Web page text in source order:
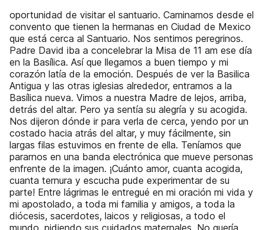
oportunidad de visitar el santuario. Caminamos desde el
convento que tienen la hermanas en Ciudad de Mexico
que está cerca al Santuario. Nos sentimos peregrinos.
Padre David iba a concelebrar la Misa de 11 am ese día
en la Basílica. Así que llegamos a buen tiempo y mi
corazón latía de la emoción. Después de ver la Basilica
Antigua y las otras iglesias alrededor, entramos a la
Basílica nueva. Vimos a nuestra Madre de lejos, arriba,
detrás del altar. Pero ya sentía su alegría y su acogida.
Nos dijeron dónde ir para verla de cerca, yendo por un
costado hacia atrás del altar, y muy fácilmente, sin
largas filas estuvimos en frente de ella. Teníamos que
pararnos en una banda electrónica que mueve personas
enfrente de la imagen. ¡Cuánto amor, cuanta acogida,
cuanta ternura y escucha pude experimentar de su
parte! Entre lágrimas le entregué en mi oración mi vida y
mi apostolado, a toda mi familia y amigos, a toda la
diócesis, sacerdotes, laicos y religiosas, a todo el
mundo, pidiendo sus cuidados maternales. No quería